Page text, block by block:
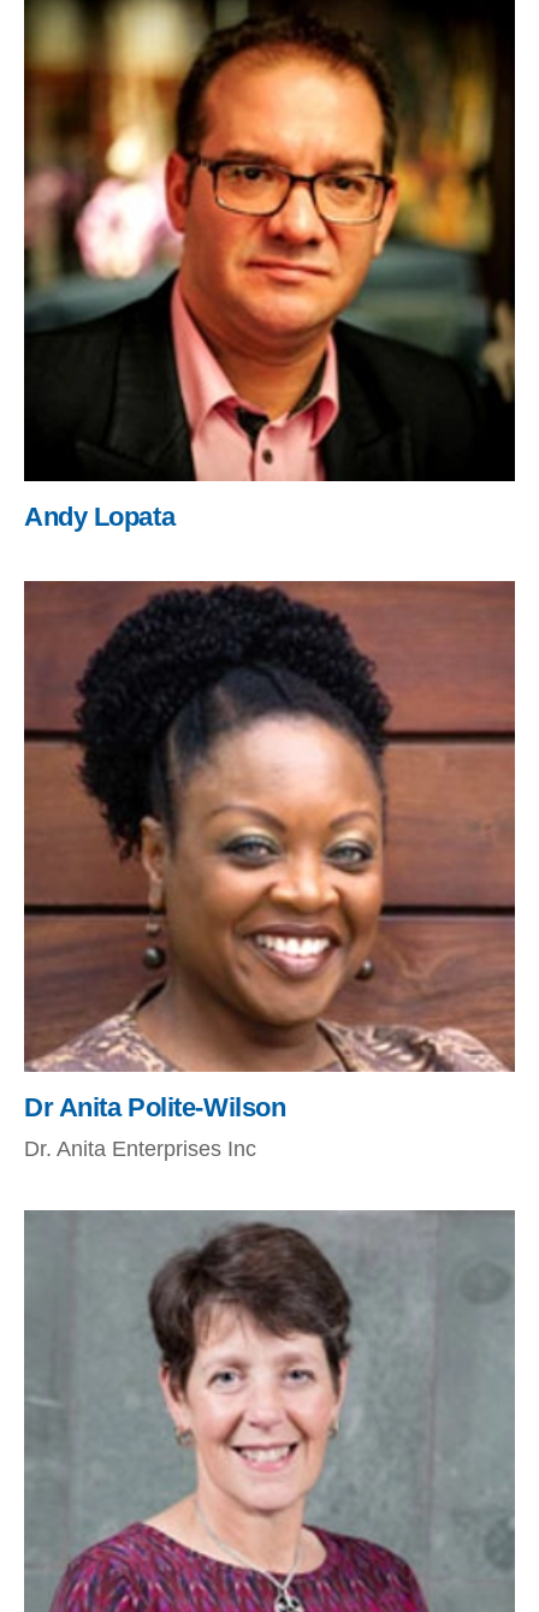
Andy Lopata
Dr Anita Polite-Wilson
Dr. Anita Enterprises Inc